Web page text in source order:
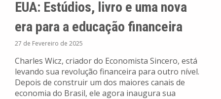
EUA: Estúdios, livro e uma nova
era para a educação financeira
27 de Fevereiro de 2025
Charles Wicz, criador do Economista Sincero, está
levando sua revolução financeira para outro nível.
Depois de construir um dos maiores canais de
economia do Brasil, ele agora inaugura sua